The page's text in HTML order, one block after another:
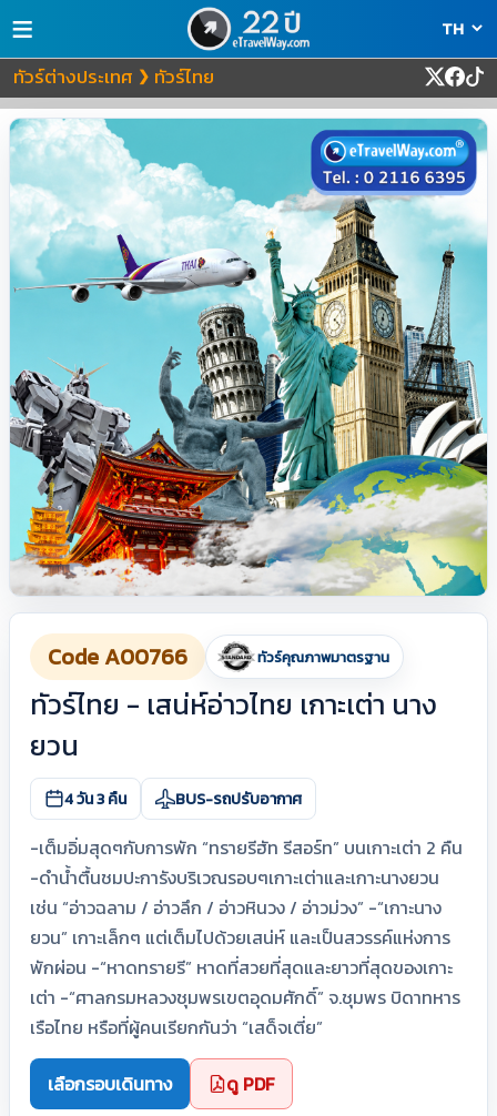
≡
ทัวร์ต่างประเทศ ❯ ทัวร์ไทย
Code A00766 ทัวร์คุณภาพมาตรฐาน
ทัวร์ไทย - เสน่ห์อ่าวไทย เกาะเต่า นาง
ยวน
4 วัน 3 คืน BUS-รถปรับอากาศ
-เต็มอิ่มสุดๆกับการพัก “ทรายรีฮัท รีสอร์ท” บนเกาะเต่า 2 คืน
-ดำน้ำตื้นชมปะการังบริเวณรอบๆเกาะเต่าและเกาะนางยวน
เช่น “อ่าวฉลาม / อ่าวลึก / อ่าวหินวง / อ่าวม่วง” -“เกาะนาง
ยวน” เกาะเล็กๆ แต่เต็มไปด้วยเสน่ห์ และเป็นสวรรค์แห่งการ
พักผ่อน -“หาดทรายรี” หาดที่สวยที่สุดและยาวที่สุดของเกาะ
เต่า -“ศาลกรมหลวงชุมพรเขตอุดมศักดิ์” จ.ชุมพร บิดาทหาร
เรือไทย หรือที่ผู้คนเรียกกันว่า “เสด็จเตี่ย”
เลือกรอบเดินทาง ดู PDF